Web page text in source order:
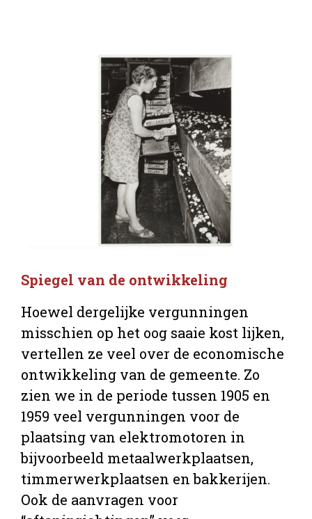
Spiegel van de ontwikkeling
Hoewel dergelijke vergunningen
misschien op het oog saaie kost lijken,
vertellen ze veel over de economische
ontwikkeling van de gemeente. Zo
zien we in de periode tussen 1905 en
1959 veel vergunningen voor de
plaatsing van elektromotoren in
bijvoorbeeld metaalwerkplaatsen,
timmerwerkplaatsen en bakkerijen.
Ook de aanvragen voor